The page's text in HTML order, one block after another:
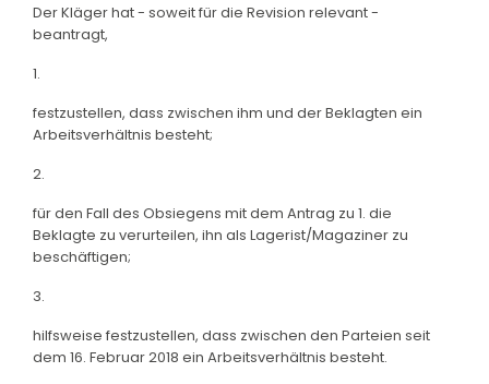
Der Kläger hat - soweit für die Revision relevant -
beantragt,
1.
festzustellen, dass zwischen ihm und der Beklagten ein
Arbeitsverhältnis besteht;
2.
für den Fall des Obsiegens mit dem Antrag zu 1. die
Beklagte zu verurteilen, ihn als Lagerist/Magaziner zu
beschäftigen;
3.
hilfsweise festzustellen, dass zwischen den Parteien seit
dem 16. Februar 2018 ein Arbeitsverhältnis besteht.